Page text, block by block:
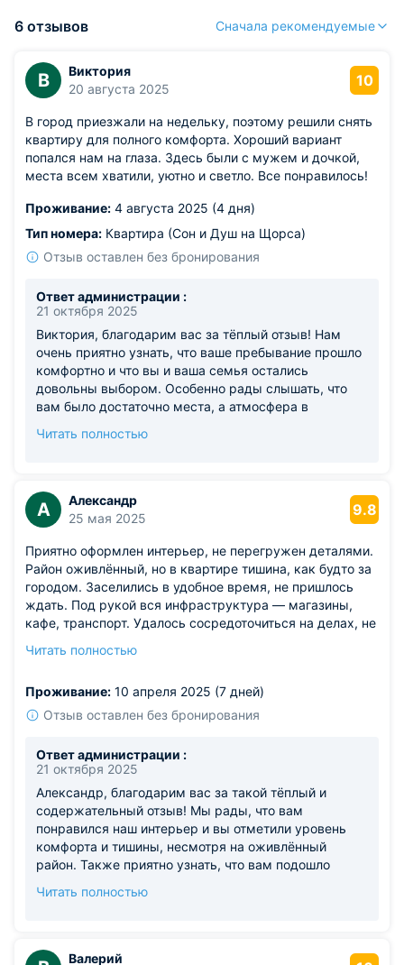
6 отзывов Сначала рекомендуемые
В
Виктория
20 августа 2025
10
В город приезжали на недельку, поэтому решили снять
квартиру для полного комфорта. Хороший вариант
попался нам на глаза. Здесь были с мужем и дочкой,
места всем хватили, уютно и светло. Все понравилось!
Проживание: 4 августа 2025 (4 дня)
Тип номера: Квартира (Сон и Душ на Щорса)
Отзыв оставлен без бронирования
Ответ администрации :
21 октября 2025
Виктория, благодарим вас за тёплый отзыв! Нам
очень приятно узнать, что ваше пребывание прошло
комфортно и что вы и ваша семья остались
довольны выбором. Особенно рады слышать, что
вам было достаточно места, а атмосфера в
положительные впечатления — лучшая награда для
только приятных путешествий и отличного
настроения! Команда апартаментов Сон и Душ.
Читать полностью
А
Александр
25 мая 2025
9.8
Приятно оформлен интерьер, не перегружен деталями.
Район оживлённый, но в квартире тишина, как будто за
городом. Заселились в удобное время, не пришлось
ждать. Под рукой вся инфраструктура — магазины,
кафе, транспорт. Удалось сосредоточиться на делах, не
Из недостатков: напор воды в душе мог бы быть
Читать полностью
Проживание: 10 апреля 2025 (7 дней)
Отзыв оставлен без бронирования
Ответ администрации :
21 октября 2025
Александр, благодарим вас за такой тёплый и
содержательный отзыв! Мы рады, что вам
понравился наш интерьер и вы отметили уровень
комфорта и тишины, несмотря на оживлённый
район. Также приятно узнать, что вам подошло
оказалось для вас удобным и практичным. Спасибо,
постараемся устранить неудобство, чтобы ваши
Читать полностью
Валерий